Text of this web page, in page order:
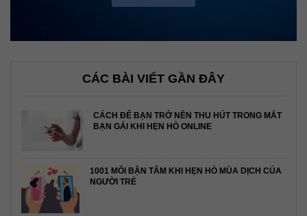
CÁC BÀI VIẾT GẦN ĐÂY
CÁCH ĐỂ BẠN TRỞ NÊN THU HÚT TRONG MẮT
BẠN GÁI KHI HẸN HÒ ONLINE
1001 MỐI BẬN TÂM KHI HẸN HÒ MÙA DỊCH CỦA
NGƯỜI TRẺ